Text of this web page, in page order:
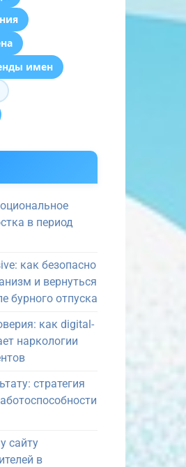
имен
в период
как безопасно
и вернуться
бурного отпуска
как digital-
наркологии
стратегия
сайту
в